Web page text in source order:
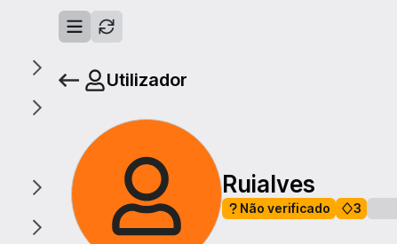
Utilizador
Ruialves
Não verificado 3